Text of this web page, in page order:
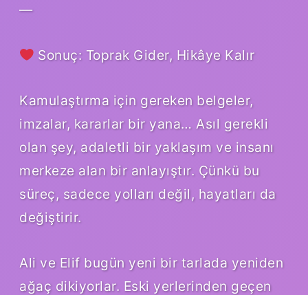
—
Sonuç: Toprak Gider, Hikâye Kalır
Kamulaştırma için gereken belgeler,
imzalar, kararlar bir yana… Asıl gerekli
olan şey, adaletli bir yaklaşım ve insanı
merkeze alan bir anlayıştır. Çünkü bu
süreç, sadece yolları değil, hayatları da
değiştirir.
Ali ve Elif bugün yeni bir tarlada yeniden
ağaç dikiyorlar. Eski yerlerinden geçen